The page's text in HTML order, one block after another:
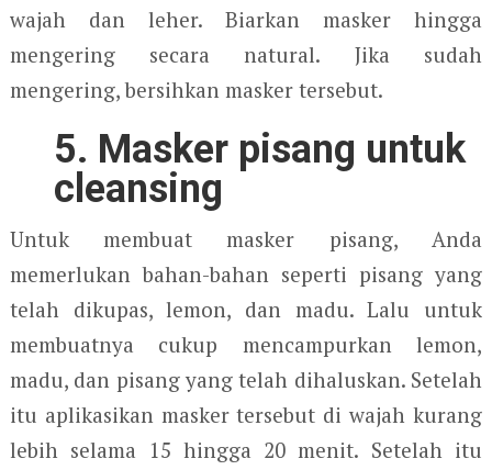
wajah dan leher. Biarkan masker hingga
mengering secara natural. Jika sudah
mengering, bersihkan masker tersebut.
5. Masker pisang untuk
cleansing
Untuk membuat masker pisang, Anda
memerlukan bahan-bahan seperti pisang yang
telah dikupas, lemon, dan madu. Lalu untuk
membuatnya cukup mencampurkan lemon,
madu, dan pisang yang telah dihaluskan. Setelah
itu aplikasikan masker tersebut di wajah kurang
lebih selama 15 hingga 20 menit. Setelah itu